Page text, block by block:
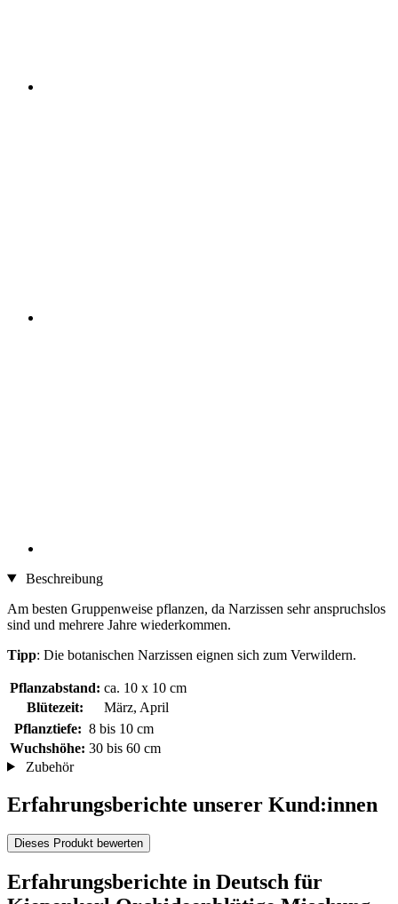
Beschreibung
Am besten Gruppenweise pflanzen, da Narzissen sehr anspruchslos
sind und mehrere Jahre wiederkommen.
Tipp: Die botanischen Narzissen eignen sich zum Verwildern.
Pflanzabstand: ca. 10 x 10 cm
Blütezeit:
März, April
Pflanztiefe: 8 bis 10 cm
Wuchshöhe: 30 bis 60 cm
Zubehör
Erfahrungsberichte unserer Kund:innen
Dieses Produkt bewerten
Erfahrungsberichte in Deutsch für